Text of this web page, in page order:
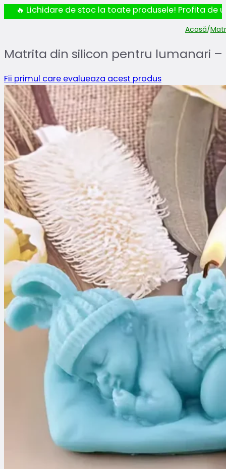
🔥 Lichidare de stoc la toate produsele! Profita de
Acasă/
Matrita din silicon pentru lumanari –
Fii primul care evalueaza acest produs